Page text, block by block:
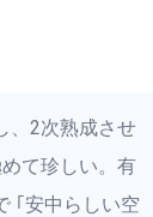
、2次熟成させ
て珍しい。有
｢安中らしい空